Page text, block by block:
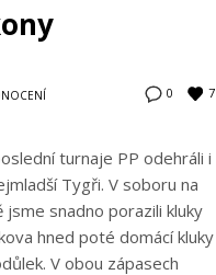
0 7
turnaje PP odehráli i
Tygři. V soboru na
jsme snadno porazili kluky
hned poté domácí kluky
V obou zápasech